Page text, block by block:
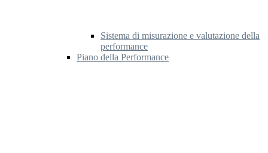
Sistema di misurazione e valutazione della
performance
Piano della Performance